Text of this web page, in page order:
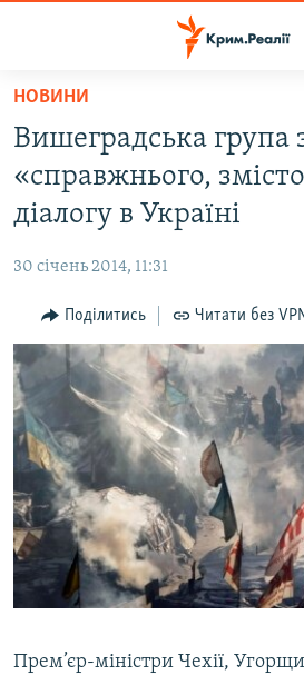
Перейти
основного
матеріалу
Перейти
до
основної
Перейти
до
пошуку
ВОДА.КРИМ
ВІДЕО ТА ФОТО
БЛОГИ
ПОГЛЯД
ІНТЕРВ'Ю
ВСЕ ЗА ДЕНЬ
СПЕЦПРОЕКТИ
ДЕПОРТАЦІЯ
ВІДЕОУРОКИ «ELIFBE»
СВІДЧЕННЯ ОКУПАЦІЇ
УКРАЇНСЬКА ПРОБЛЕМА КРИМУ
ЯК ОБІЙТИ БЛОКУВАННЯ
Русский
Qırımtatar
НОВИНИ
Вишеградська група
«справжнього,
діалогу в Україні
30 січень 2014, 11:31
Поділитись Читати без
Прем’єр-міністри Чехії,